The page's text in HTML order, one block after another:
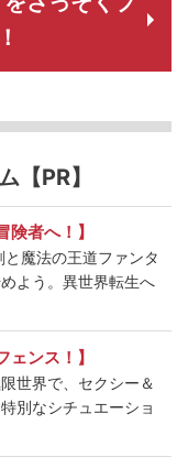
【PR】
険者へ！】
魔法の王道ファンタ
よう。異世界転生へ
ェンス！】
世界で、セクシー＆
別なシチュエーショ